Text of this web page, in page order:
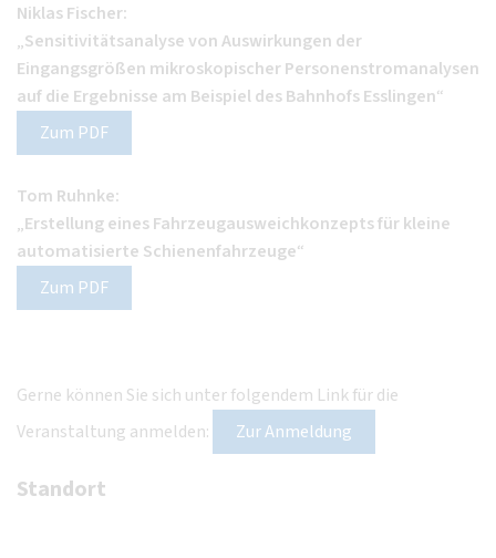
Niklas Fischer:
„Sensitivitätsanalyse von Auswirkungen der
Eingangsgrößen mikroskopischer Personenstromanalysen
auf die Ergebnisse am Beispiel des Bahnhofs Esslingen“
Zum PDF
Tom Ruhnke:
„Erstellung eines Fahrzeugausweichkonzepts für kleine
automatisierte Schienenfahrzeuge“
Zum PDF
Gerne können Sie sich unter folgendem Link für die
Veranstaltung anmelden:
Zur Anmeldung
Standort